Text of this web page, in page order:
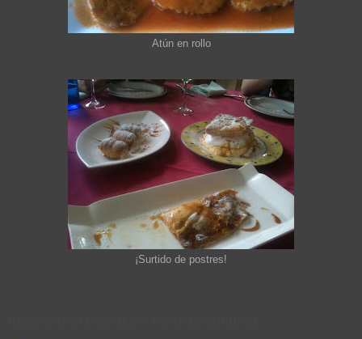
Atún en rollo
¡Surtido de postres!